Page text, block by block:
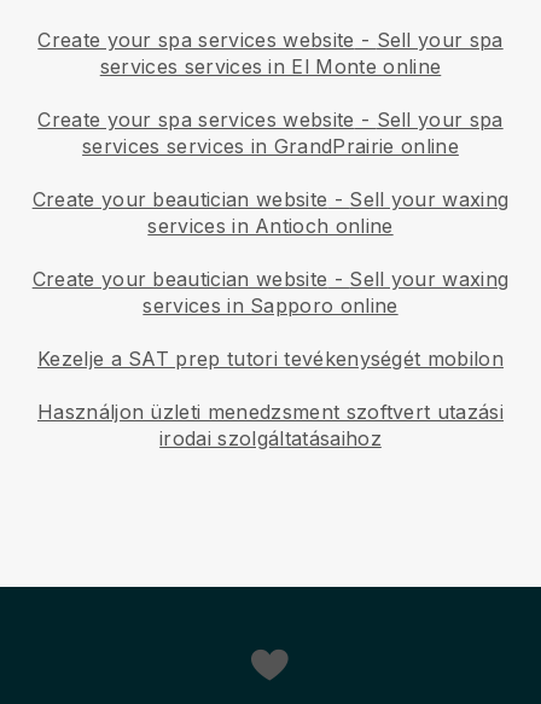
Create your spa services website - Sell your spa
services services in El Monte online
Create your spa services website - Sell your spa
services services in GrandPrairie online
Create your beautician website - Sell your waxing
services in Antioch online
Create your beautician website - Sell your waxing
services in Sapporo online
Kezelje a SAT prep tutori tevékenységét mobilon
Használjon üzleti menedzsment szoftvert utazási
irodai szolgáltatásaihoz